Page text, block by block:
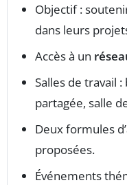
Objectif :
dans leurs
Accès à un
Salles de travail
partagée, salle
Deux formules d’
proposées.
Événements